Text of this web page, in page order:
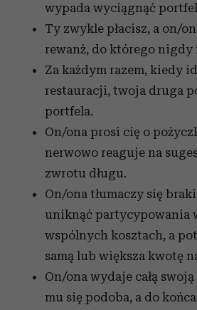
wypada wyciągnąć
Ty zwykle płacisz, a on/
rewanż, do którego nigdy
Za każdym razem, kiedy
restauracji, twoja druga
portfela.
On/ona prosi cię o
nerwowo reaguje na
zwrotu długu.
On/ona tłumaczy się
uniknąć partycypowania
wspólnych kosztach, a
samą lub większa kwotę
On/ona wydaje całą
mu się podoba, a do